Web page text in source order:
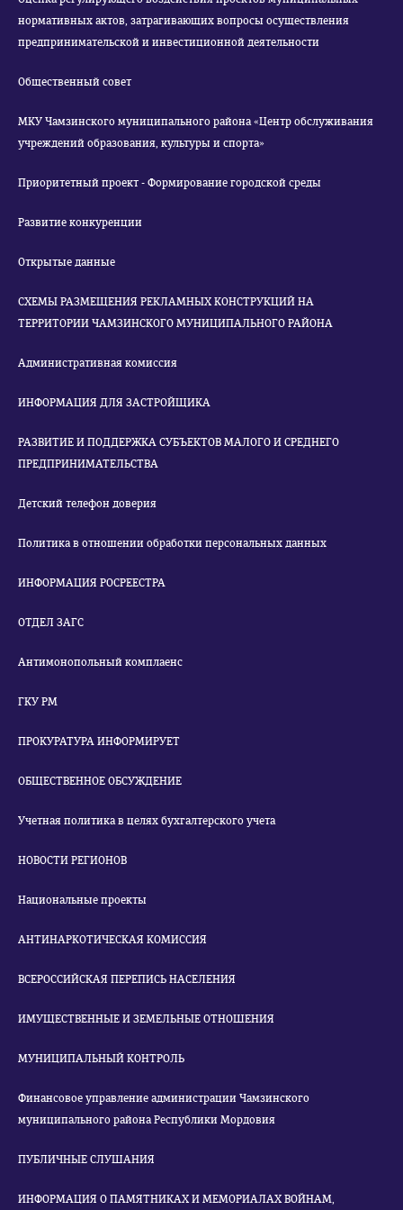
нормативных актов, затрагивающих вопросы осуществления
предпринимательской и инвестиционной деятельности
Общественный совет
МКУ Чамзинского муниципального района «Центр обслуживания
учреждений образования, культуры и спорта»
Приоритетный проект - Формирование городской среды
Развитие конкуренции
Открытые данные
СХЕМЫ РАЗМЕЩЕНИЯ РЕКЛАМНЫХ КОНСТРУКЦИЙ НА
ТЕРРИТОРИИ ЧАМЗИНСКОГО МУНИЦИПАЛЬНОГО РАЙОНА
Административная комиссия
ИНФОРМАЦИЯ ДЛЯ ЗАСТРОЙЩИКА
РАЗВИТИЕ И ПОДДЕРЖКА СУБЪЕКТОВ МАЛОГО И СРЕДНЕГО
ПРЕДПРИНИМАТЕЛЬСТВА
Детский телефон доверия
Политика в отношении обработки персональных данных
ИНФОРМАЦИЯ РОСРЕЕСТРА
ОТДЕЛ ЗАГС
Антимонопольный комплаенс
ГКУ РМ
ПРОКУРАТУРА ИНФОРМИРУЕТ
ОБЩЕСТВЕННОЕ ОБСУЖДЕНИЕ
Учетная политика в целях бухгалтерского учета
НОВОСТИ РЕГИОНОВ
Национальные проекты
АНТИНАРКОТИЧЕСКАЯ КОМИССИЯ
ВСЕРОССИЙСКАЯ ПЕРЕПИСЬ НАСЕЛЕНИЯ
ИМУЩЕСТВЕННЫЕ И ЗЕМЕЛЬНЫЕ ОТНОШЕНИЯ
МУНИЦИПАЛЬНЫЙ КОНТРОЛЬ
Финансовое управление администрации Чамзинского
муниципального района Республики Мордовия
ПУБЛИЧНЫЕ СЛУШАНИЯ
ИНФОРМАЦИЯ О ПАМЯТНИКАХ И МЕМОРИАЛАХ ВОЙНАМ,